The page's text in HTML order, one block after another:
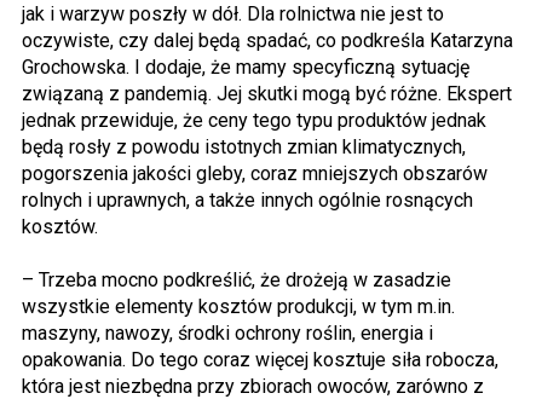
jak i warzyw poszły w dół. Dla rolnictwa nie jest to
oczywiste, czy dalej będą spadać, co podkreśla Katarzyna
Grochowska. I dodaje, że mamy specyficzną sytuację
związaną z pandemią. Jej skutki mogą być różne. Ekspert
jednak przewiduje, że ceny tego typu produktów jednak
będą rosły z powodu istotnych zmian klimatycznych,
pogorszenia jakości gleby, coraz mniejszych obszarów
rolnych i uprawnych, a także innych ogólnie rosnących
kosztów.
– Trzeba mocno podkreślić, że drożeją w zasadzie
wszystkie elementy kosztów produkcji, w tym m.in.
maszyny, nawozy, środki ochrony roślin, energia i
opakowania. Do tego coraz więcej kosztuje siła robocza,
która jest niezbędna przy zbiorach owoców, zarówno z